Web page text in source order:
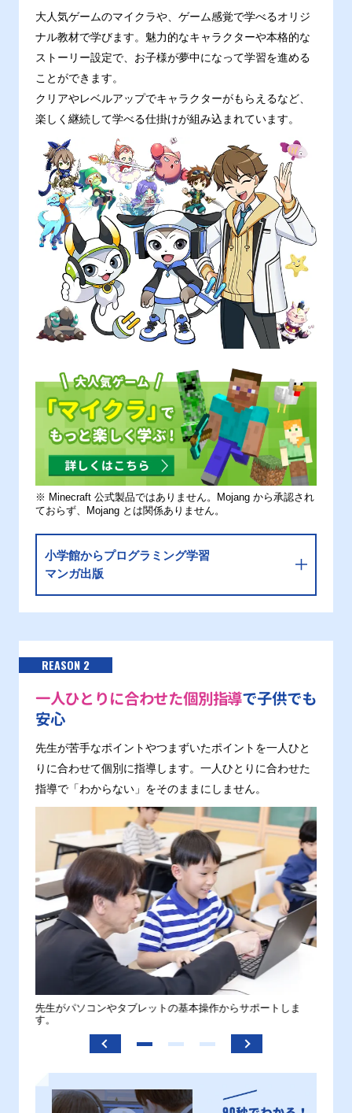
大人気ゲームのマイクラや、ゲーム感覚で学べるオリジ
ナル教材で学びます。魅力的なキャラクターや本格的な
ストーリー設定で、お子様が夢中になって学習を進める
ことができます。
クリアやレベルアップでキャラクターがもらえるなど、
楽しく継続して学べる仕掛けが組み込まれています。
※ Minecraft 公式製品ではありません。Mojang から承認され
ておらず、Mojang とは関係ありません。
小学館からプログラミング学習
マンガ出版
REASON 2
一人ひとりに合わせた個別指導で子供でも
安心
先生が苦手なポイントやつまずいたポイントを一人ひと
りに合わせて個別に指導します。一人ひとりに合わせた
指導で「わからない」をそのままにしません。
先生がパソコンやタブレットの基本操作からサポートしま
す。